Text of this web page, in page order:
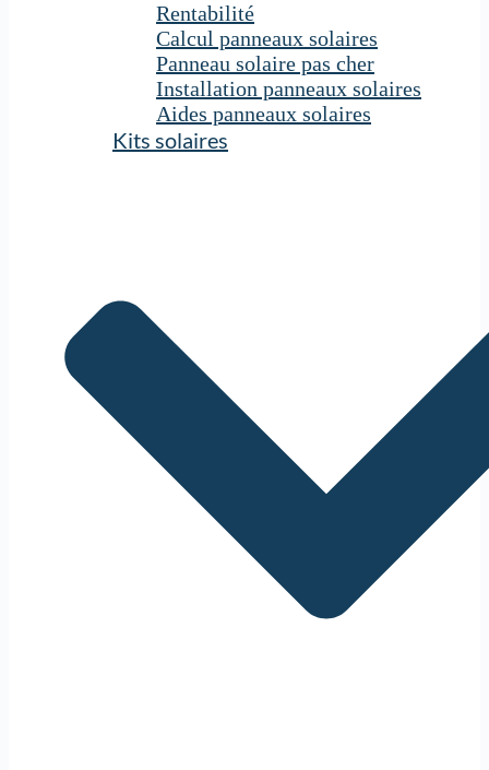
Rentabilité
Calcul panneaux solaires
Panneau solaire pas cher
Installation panneaux solaires
Aides panneaux solaires
Kits solaires